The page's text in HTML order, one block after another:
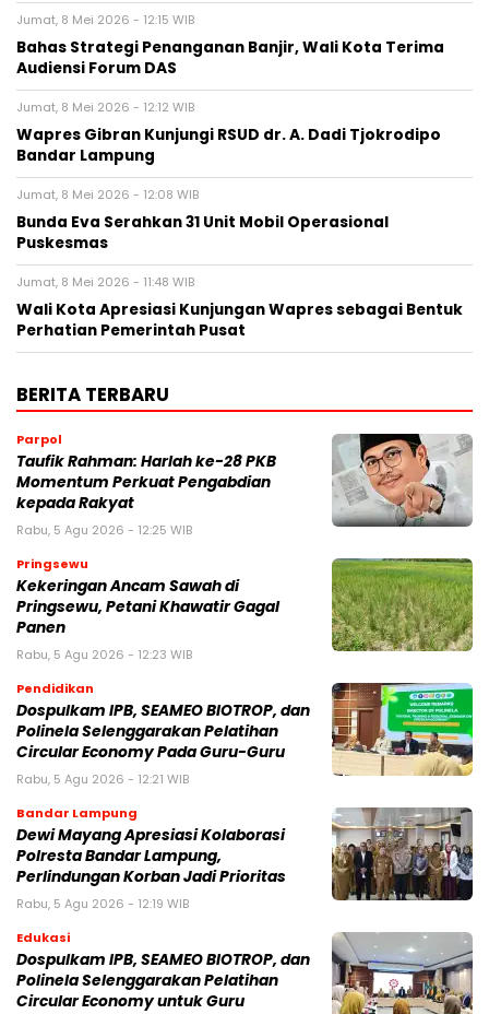
Jumat, 8 Mei 2026 - 12:15 WIB
Bahas Strategi Penanganan Banjir, Wali Kota Terima
Audiensi Forum DAS
Jumat, 8 Mei 2026 - 12:12 WIB
Wapres Gibran Kunjungi RSUD dr. A. Dadi Tjokrodipo
Bandar Lampung
Jumat, 8 Mei 2026 - 12:08 WIB
Bunda Eva Serahkan 31 Unit Mobil Operasional
Puskesmas
Jumat, 8 Mei 2026 - 11:48 WIB
Wali Kota Apresiasi Kunjungan Wapres sebagai Bentuk
Perhatian Pemerintah Pusat
BERITA TERBARU
Parpol
Taufik Rahman: Harlah ke-28 PKB
Momentum Perkuat Pengabdian
kepada Rakyat
Rabu, 5 Agu 2026 - 12:25 WIB
Pringsewu
Kekeringan Ancam Sawah di
Pringsewu, Petani Khawatir Gagal
Panen
Rabu, 5 Agu 2026 - 12:23 WIB
Pendidikan
Dospulkam IPB, SEAMEO BIOTROP, dan
Polinela Selenggarakan Pelatihan
Circular Economy Pada Guru-Guru
Rabu, 5 Agu 2026 - 12:21 WIB
Bandar Lampung
Dewi Mayang Apresiasi Kolaborasi
Polresta Bandar Lampung,
Perlindungan Korban Jadi Prioritas
Rabu, 5 Agu 2026 - 12:19 WIB
Edukasi
Dospulkam IPB, SEAMEO BIOTROP, dan
Polinela Selenggarakan Pelatihan
Circular Economy untuk Guru